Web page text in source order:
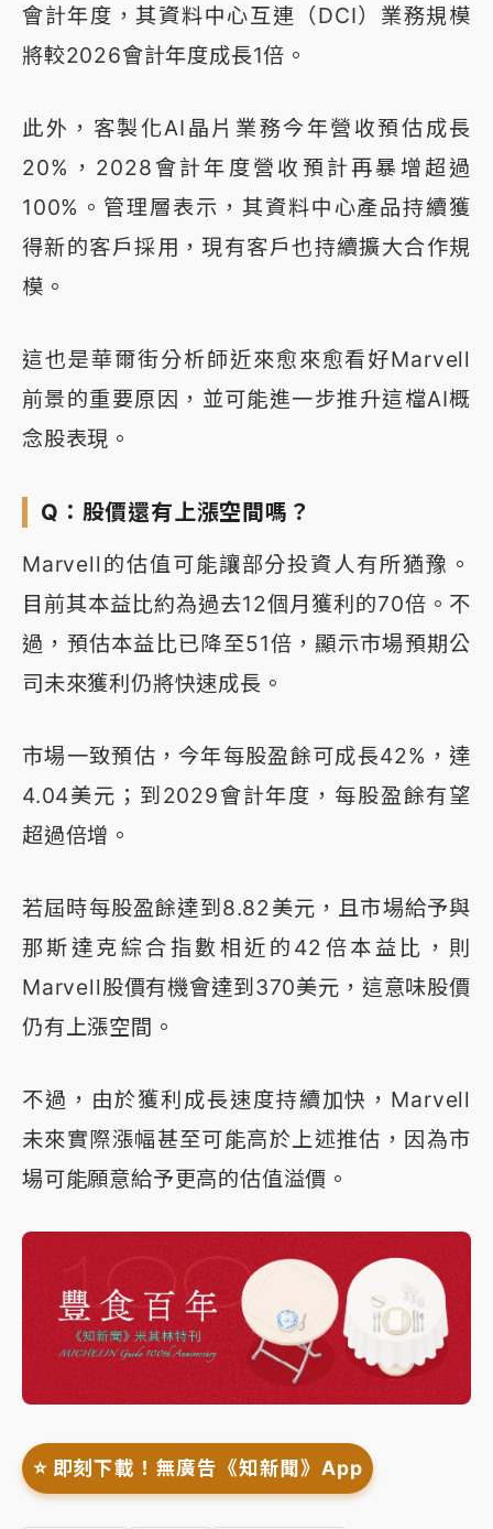
會計年度，其資料中心互連（DCI）業務規模
將較2026會計年度成長1倍。
此外，客製化AI晶片業務今年營收預估成長
20%，2028會計年度營收預計再暴增超過
100%。管理層表示，其資料中心產品持續獲
得新的客戶採用，現有客戶也持續擴大合作規
模。
這也是華爾街分析師近來愈來愈看好Marvell
前景的重要原因，並可能進一步推升這檔AI概
念股表現。
Q：股價還有上漲空間嗎？
Marvell的估值可能讓部分投資人有所猶豫。
目前其本益比約為過去12個月獲利的70倍。不
過，預估本益比已降至51倍，顯示市場預期公
司未來獲利仍將快速成長。
市場一致預估，今年每股盈餘可成長42%，達
4.04美元；到2029會計年度，每股盈餘有望
超過倍增。
若屆時每股盈餘達到8.82美元，且市場給予與
那斯達克綜合指數相近的42倍本益比，則
Marvell股價有機會達到370美元，這意味股價
仍有上漲空間。
不過，由於獲利成長速度持續加快，Marvell
未來實際漲幅甚至可能高於上述推估，因為市
場可能願意給予更高的估值溢價。
⭐️ 即刻下載！無廣告《知新聞》App